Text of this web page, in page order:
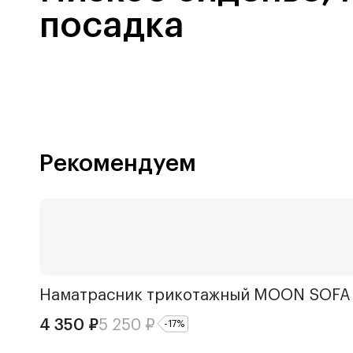
посадка
Рекомендуем
Наматрасник трикотажный MOON
4 350 ₽5 250 ₽ -17%